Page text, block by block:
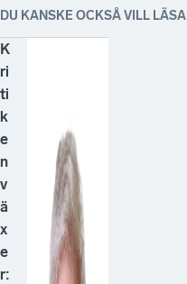
DU KANSKE OCKSÅ VILL LÄSA
K
ri
ti
k
e
n
v
ä
x
e
r: